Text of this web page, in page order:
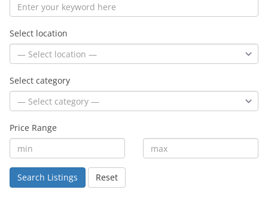
Select location
Select category
Price Range
Search Listings Reset